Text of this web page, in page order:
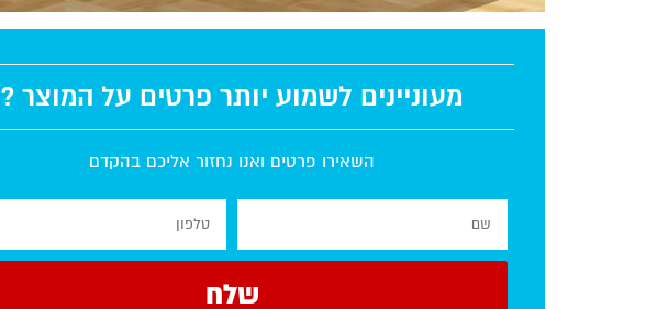
מעוניינים לשמוע יותר פרטים על המוצר ?
השאירו פרטים ואנו נחזור אליכם בהקדם